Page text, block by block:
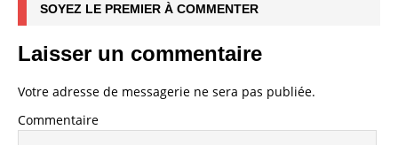
SOYEZ LE PREMIER À COMMENTER
Laisser un commentaire
Votre adresse de messagerie ne sera pas publiée.
Commentaire